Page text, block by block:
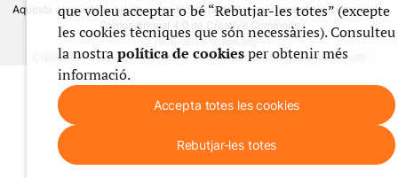
Aquesta obra està subjecta a una llicència de Reconeixement No Comercial -
CompartirIgual 4.0 de Creative Commons
© 1999-2026 festes.org
Crèdits del webAvís legalPolítica de privadesaÚs de galetes Contacte
que voleu acceptar o bé “Rebutjar-les totes” (excepte
les cookies tècniques que són necessàries). Consulteu
la nostrapolítica de cookiesper obtenir més
informació.
Accepta totes les cookies
Rebutjar-les totes